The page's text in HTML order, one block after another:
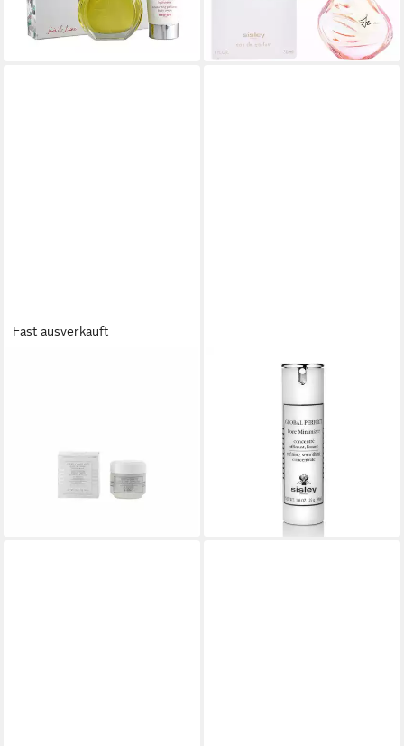
74,95 €
(249,83 €/ 100 ml)
lieferbar - in 2-3 Werktagen bei dir
lieferbar - in 2-3 Werktagen bei dir
Fast ausverkauft
lieferbar - in 2-3 Werktagen bei dir
Körperpflegemittel GLOBAL
PERFECT PORE MINIMIZER
verfeinerndeslättendes
(6.980,67 €/ 1 l)
lieferbar - in 8-10 Werktagen bei